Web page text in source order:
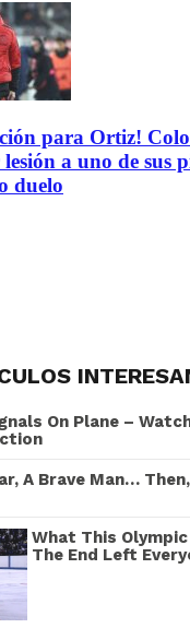
para Ortiz!
a uno de sus
duelo
On Plane –
A Brave Man…
What This
The End Left